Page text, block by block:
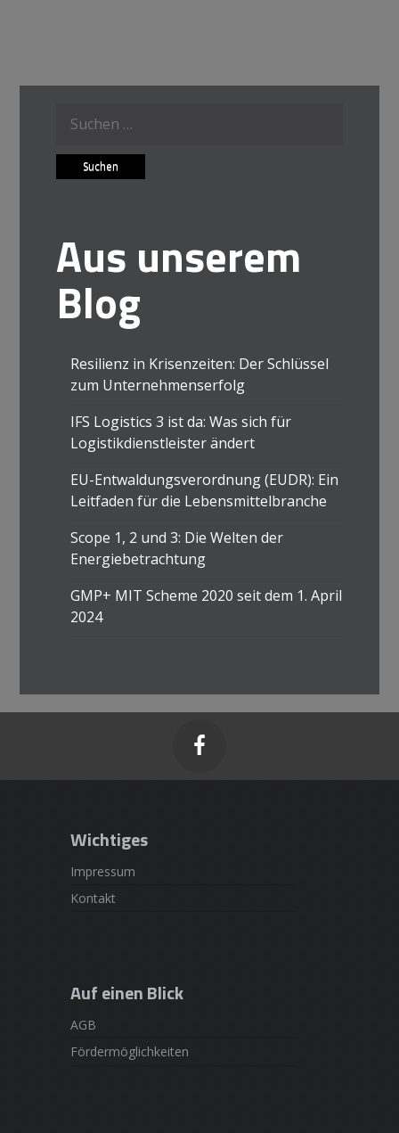
Suche
nach:
Aus unserem
Blog
Resilienz in Krisenzeiten: Der Schlüssel
zum Unternehmenserfolg
IFS Logistics 3 ist da: Was sich für
Logistikdienstleister ändert
EU-Entwaldungsverordnung (EUDR): Ein
Leitfaden für die Lebensmittelbranche
Scope 1, 2 und 3: Die Welten der
Energiebetrachtung
GMP+ MIT Scheme 2020 seit dem 1. April
2024

Wichtiges
Impressum
Kontakt
Auf einen Blick
AGB
Fördermöglichkeiten